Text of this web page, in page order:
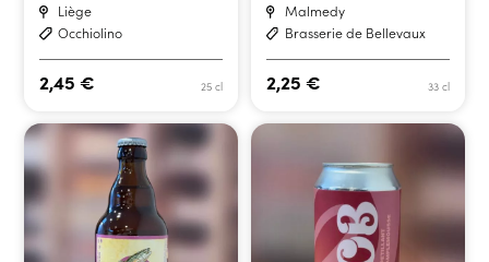
Liège
Occhiolino
25 cl
2,45€
Malmedy
Brasserie de Bellevaux
33 cl
2,25 €